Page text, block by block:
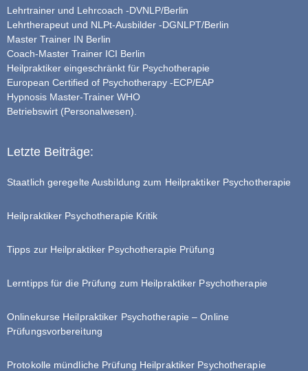
Lehrtrainer und Lehrcoach -DVNLP/Berlin
Lehrtherapeut und NLPt-Ausbilder -DGNLPT/Berlin
Master Trainer IN Berlin
Coach-Master Trainer ICI Berlin
Heilpraktiker eingeschränkt für Psychotherapie
European Certified of Psychotherapy -ECP/EAP
Hypnosis Master-Trainer WHO
Betriebswirt (Personalwesen).
Letzte Beiträge:
Staatlich geregelte Ausbildung zum Heilpraktiker Psychotherapie
Heilpraktiker Psychotherapie Kritik
Tipps zur Heilpraktiker Psychotherapie Prüfung
Lerntipps für die Prüfung zum Heilpraktiker Psychotherapie
Onlinekurse Heilpraktiker Psychotherapie – Online
Prüfungsvorbereitung
Protokolle mündliche Prüfung Heilpraktiker Psychotherapie